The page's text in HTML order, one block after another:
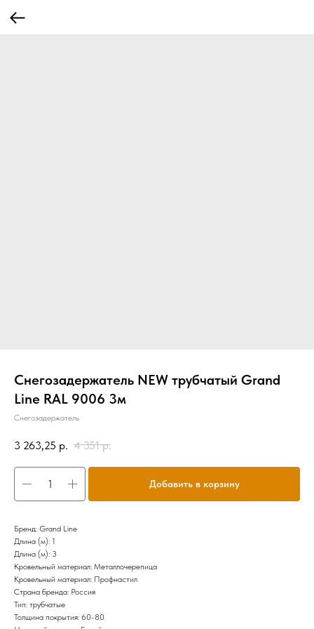
Снегозадержатель NEW трубчатый Grand
Line RAL 9006 3м
Снегозадержатель
3 263,25 р. 4 351 р.
Добавить в корзину
Бренд: Grand Line
Длина (м): 1
Длина (м): 3
Кровельный материал: Металлочерепица
Кровельный материал: Профнастил
Страна бренда: Россия
Тип: трубчатые
Толщина покрытия: 60-80